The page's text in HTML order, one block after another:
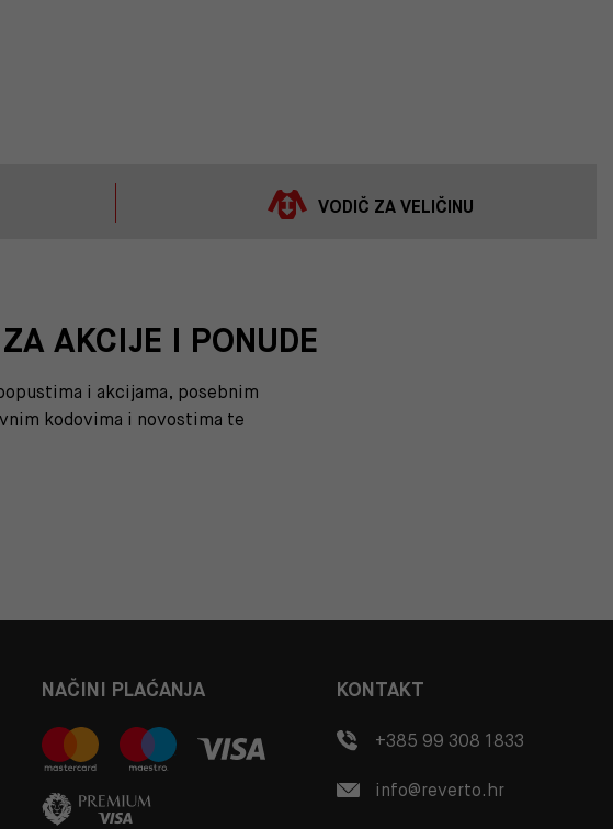
VODIČ ZA VELIČINU
AKCIJE I PONUDE
i akcijama, posebnim
kodovima i novostima te
NAČINI PLAĆANJA KONTAKT
+385 99 308 1833
info@reverto.hr